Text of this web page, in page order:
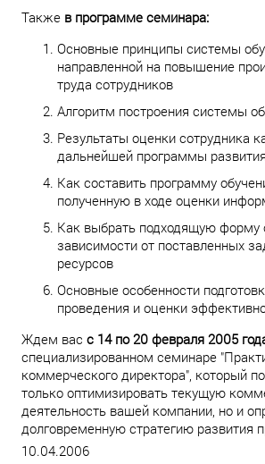
Также в программе семинара:
Основные принципы системы
направленной на повышение
труда сотрудников
Алгоритм построения системы
Результаты оценки сотрудника
дальнейшей программы развития
Как составить программу
полученную в ходе оценки
Как выбрать подходящую форму
зависимости от поставленных
ресурсов
Основные особенности
проведения и оценки
Ждем вас с 14 по 20 февраля 2005
специализированном семинаре
коммерческого директора", который
только оптимизировать текущую
деятельность вашей компании, но и
долговременную стратегию развития
10.04.2006